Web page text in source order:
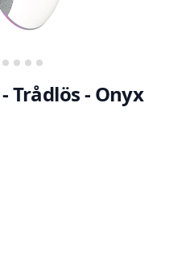
Trådlös - Onyx